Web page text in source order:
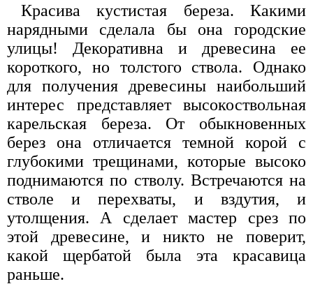
Красива кустистая береза. Какими
нарядными сделала бы она городские
улицы! Декоративна и древесина ее
короткого, но толстого ствола. Однако
для получения древесины наибольший
интерес представляет высокоствольная
карельская береза. От обыкновенных
берез она отличается темной корой с
глубокими трещинами, которые высоко
поднимаются по стволу. Встречаются на
стволе и перехваты, и вздутия, и
утолщения. А сделает мастер срез по
этой древесине, и никто не поверит,
какой щербатой была эта красавица
раньше.